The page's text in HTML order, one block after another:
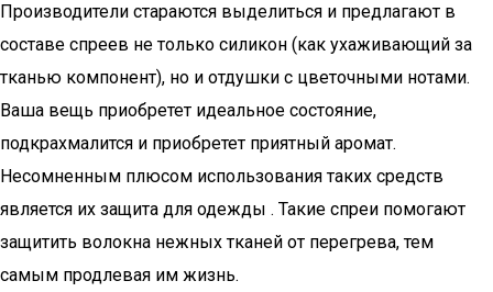
Производители стараются выделиться и предлагают в
составе спреев не только силикон (как ухаживающий за
тканью компонент), но и отдушки с цветочными нотами.
Ваша вещь приобретет идеальное состояние,
подкрахмалится и приобретет приятный аромат.
Несомненным плюсом использования таких средств
является их защита для одежды . Такие спреи помогают
защитить волокна нежных тканей от перегрева, тем
самым продлевая им жизнь.